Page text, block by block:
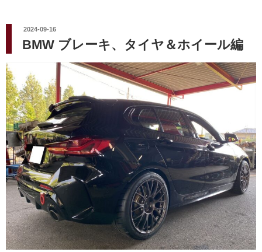
投
稿
日:
2024-09-16
BMW ブレーキ、タイヤ＆ホイール編